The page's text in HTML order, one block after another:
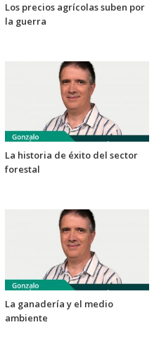
Los precios agrícolas suben por
la guerra
La historia de éxito del sector
forestal
La ganadería y el medio
ambiente